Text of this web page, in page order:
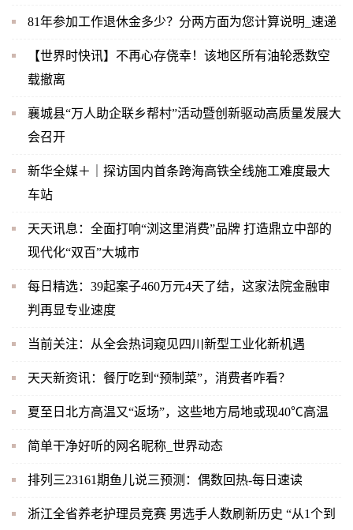
81年参加工作退休金多少？分两方面为您计算说明_速递
【世界时快讯】不再心存侥幸！该地区所有油轮悉数空
载撤离
襄城县“万人助企联乡帮村”活动暨创新驱动高质量发展大
会召开
新华全媒＋｜探访国内首条跨海高铁全线施工难度最大
车站
天天讯息：全面打响“浏这里消费”品牌 打造鼎立中部的
现代化“双百”大城市
每日精选：39起案子460万元4天了结，这家法院金融审
判再显专业速度
当前关注：从全会热词窥见四川新型工业化新机遇
天天新资讯：餐厅吃到“预制菜”，消费者咋看？
夏至日北方高温又“返场”，这些地方局地或现40℃高温
简单干净好听的网名昵称_世界动态
排列三23161期鱼儿说三预测：偶数回热-每日速读
浙江全省养老护理员竞赛 男选手人数刷新历史 “从1个到